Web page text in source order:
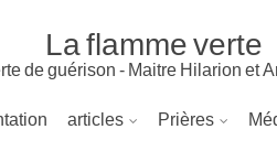
La flamme verte
de guérison - Maitre Hilarion et
articles Prières